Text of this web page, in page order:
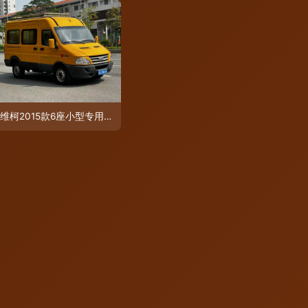
依维柯2015款6座小型专用客车全面解析 功能特性与使用性质解读